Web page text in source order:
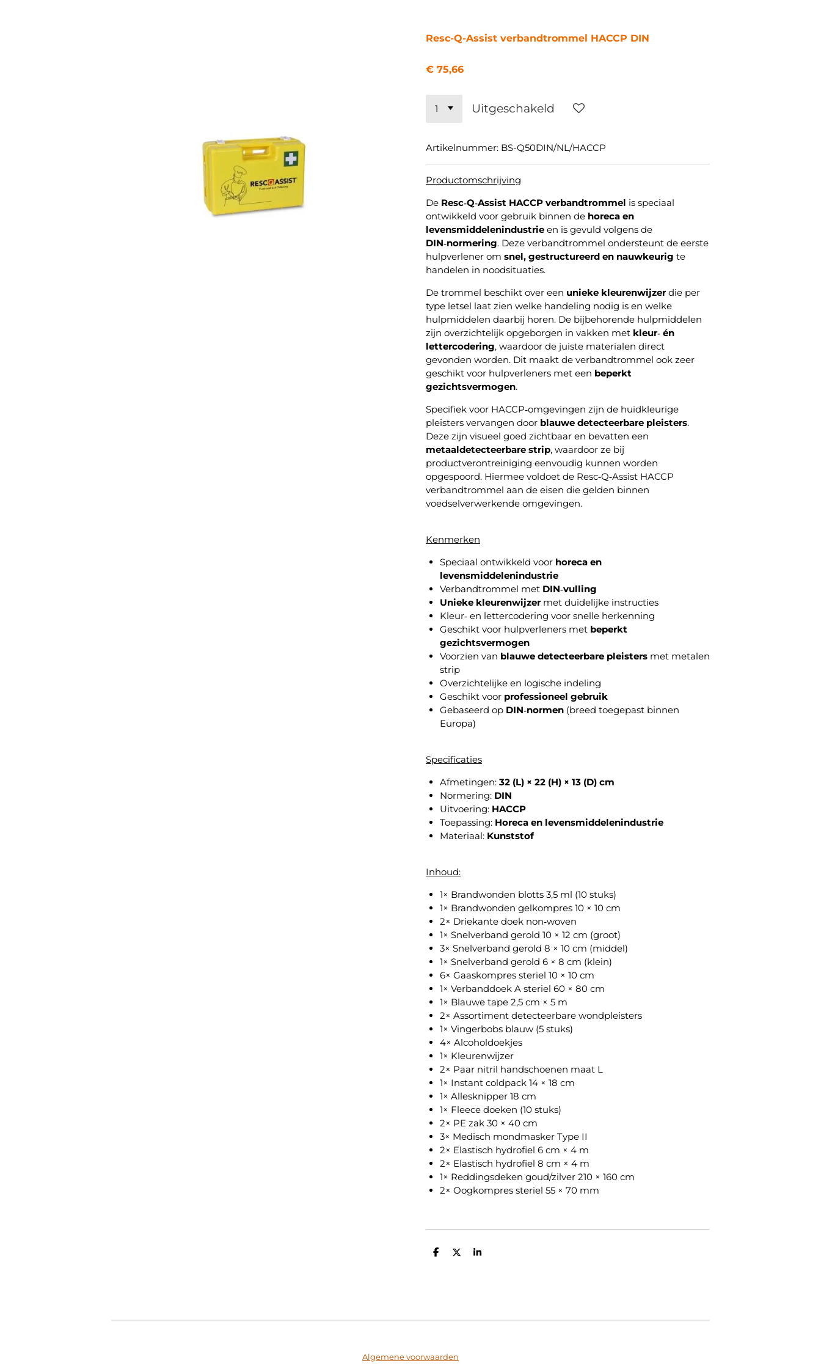
Resc-Q-Assist verbandtrommel HACCP DIN
€ 75,66
Uitgeschakeld
Artikelnummer: BS-Q50DIN/NL/HACCP
Productomschrijving
De Resc‑Q‑Assist HACCP verbandtrommel is speciaal
ontwikkeld voor gebruik binnen de horeca en
levensmiddelenindustrie en is gevuld volgens de
DIN‑normering. Deze verbandtrommel ondersteunt de eerste
hulpverlener om snel, gestructureerd en nauwkeurig te
handelen in noodsituaties.
De trommel beschikt over een unieke kleurenwijzerdie per
type letsel laat zien welke handeling nodig is en welke
hulpmiddelen daarbij horen. De bijbehorende hulpmiddelen
zijn overzichtelijk opgeborgen in vakken met kleur‑ én
lettercodering, waardoor de juiste materialen direct
gevonden worden. Dit maakt de verbandtrommel ook zeer
geschikt voor hulpverleners met een beperkt
gezichtsvermogen.
Specifiek voor HACCP‑omgevingen zijn de huidkleurige
pleisters vervangen door blauwe detecteerbare pleisters.
Deze zijn visueel goed zichtbaar en bevatten een
metaaldetecteerbare strip, waardoor ze bij
productverontreiniging eenvoudig kunnen worden
opgespoord. Hiermee voldoet de Resc‑Q‑Assist HACCP
verbandtrommel aan de eisen die gelden binnen
voedselverwerkende omgevingen.
Kenmerken
Speciaal ontwikkeld voor horeca en
levensmiddelenindustrie
Verbandtrommel met DIN‑vulling
Unieke kleurenwijzermet duidelijke instructies
Kleur‑ en lettercodering voor snelle herkenning
Geschikt voor hulpverleners met beperkt
gezichtsvermogen
Voorzien van blauwe detecteerbare pleistersmet metalen
strip
Overzichtelijke en logische indeling
Geschikt voor professioneel gebruik
Gebaseerd op DIN‑normen(breed toegepast binnen
Europa)
Specificaties
Afmetingen: 32 (L) × 22 (H) × 13 (D) cm
Normering: DIN
Uitvoering: HACCP
Toepassing: Horeca en levensmiddelenindustrie
Materiaal: Kunststof
Inhoud:
1× Brandwonden blotts 3,5 ml (10 stuks)
1× Brandwonden gelkompres 10 × 10 cm
2× Driekante doek non‑woven
1× Snelverband gerold 10 × 12 cm (groot)
3× Snelverband gerold 8 × 10 cm (middel)
1× Snelverband gerold 6 × 8 cm (klein)
6× Gaaskompres steriel 10 × 10 cm
1× Verbanddoek A steriel 60 × 80 cm
1× Blauwe tape 2,5 cm × 5 m
2× Assortiment detecteerbare wondpleisters
1× Vingerbobs blauw (5 stuks)
4× Alcoholdoekjes
1× Kleurenwijzer
2× Paar nitril handschoenen maat L
1× Instant coldpack 14 × 18 cm
1× Allesknipper 18 cm
1× Fleece doeken (10 stuks)
2× PE zak 30 × 40 cm
3× Medisch mondmasker Type II
2× Elastisch hydrofiel 6 cm × 4 m
2× Elastisch hydrofiel 8 cm × 4 m
1× Reddingsdeken goud/zilver 210 × 160 cm
2× Oogkompres steriel 55 × 70 mm
D
D
S
Algemene voorwaarden